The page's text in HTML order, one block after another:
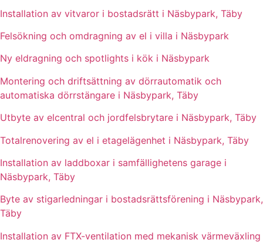
Installation av vitvaror i bostadsrätt i Näsbypark, Täby
Felsökning och omdragning av el i villa i Näsbypark
Ny eldragning och spotlights i kök i Näsbypark
Montering och driftsättning av dörrautomatik och
automatiska dörrstängare i Näsbypark, Täby
Utbyte av elcentral och jordfelsbrytare i Näsbypark, Täby
Totalrenovering av el i etagelägenhet i Näsbypark, Täby
Installation av laddboxar i samfällighetens garage i
Näsbypark, Täby
Byte av stigarledningar i bostadsrättsförening i Näsbypark,
Täby
Installation av FTX-ventilation med mekanisk värmeväxling